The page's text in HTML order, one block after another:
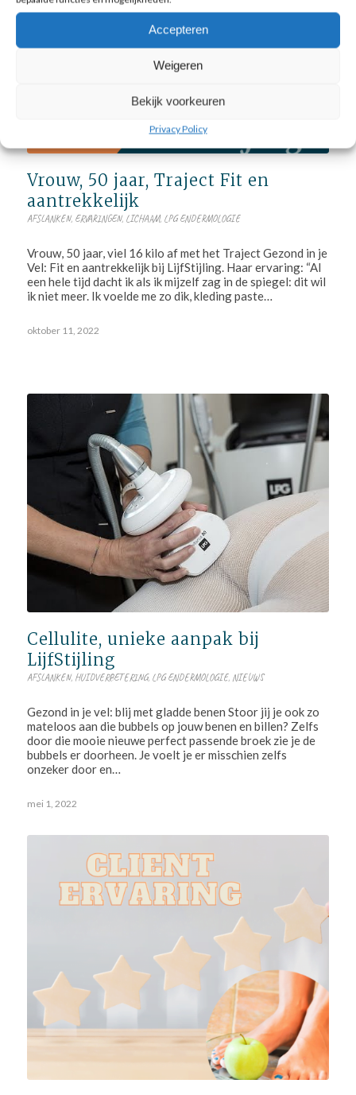
Accepteren
Weigeren
Bekijk voorkeuren
Privacy Policy
Vrouw, 50 jaar, Traject Fit en
aantrekkelijk
AFSLANKEN, ERVARINGEN, LICHAAM, LPG ENDERMOLOGIE
Vrouw, 50 jaar, viel 16 kilo af met het Traject Gezond in je
Vel: Fit en aantrekkelijk bij LijfStijling. Haar ervaring: “Al
een hele tijd dacht ik als ik mijzelf zag in de spiegel: dit wil
ik niet meer. Ik voelde me zo dik, kleding paste…
oktober 11, 2022
Cellulite, unieke aanpak bij
LijfStijling
AFSLANKEN, HUIDVERBETERING, LPG ENDERMOLOGIE, NIEUWS
Gezond in je vel: blij met gladde benen Stoor jij je ook zo
mateloos aan die bubbels op jouw benen en billen? Zelfs
door die mooie nieuwe perfect passende broek zie je de
bubbels er doorheen. Je voelt je er misschien zelfs
onzeker door en…
mei 1, 2022